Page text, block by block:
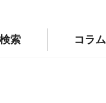
public_html/wp-config.php
索 コラム